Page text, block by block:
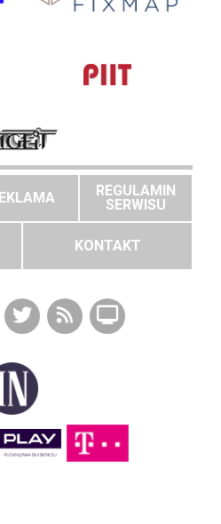
REGULAMIN
SERWISU
KONTAKT